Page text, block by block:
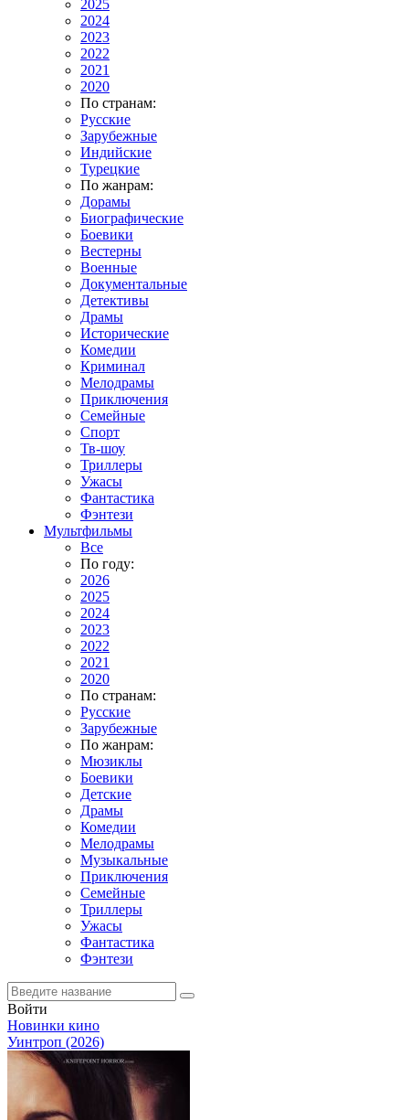
2025
2024
2023
2022
2021
2020
По странам:
Русские
Зарубежные
Индийские
Турецкие
По жанрам:
Дорамы
Биографические
Боевики
Вестерны
Военные
Документальные
Детективы
Драмы
Исторические
Комедии
Криминал
Мелодрамы
Приключения
Семейные
Спорт
Тв-шоу
Триллеры
Ужасы
Фантастика
Фэнтези
Мультфильмы
Все
По году:
2026
2025
2024
2023
2022
2021
2020
По странам:
Русские
Зарубежные
По жанрам:
Мюзиклы
Боевики
Детские
Драмы
Комедии
Мелодрамы
Музыкальные
Приключения
Семейные
Триллеры
Ужасы
Фантастика
Фэнтези
Войти
Новинки кино
Уинтроп (2026)